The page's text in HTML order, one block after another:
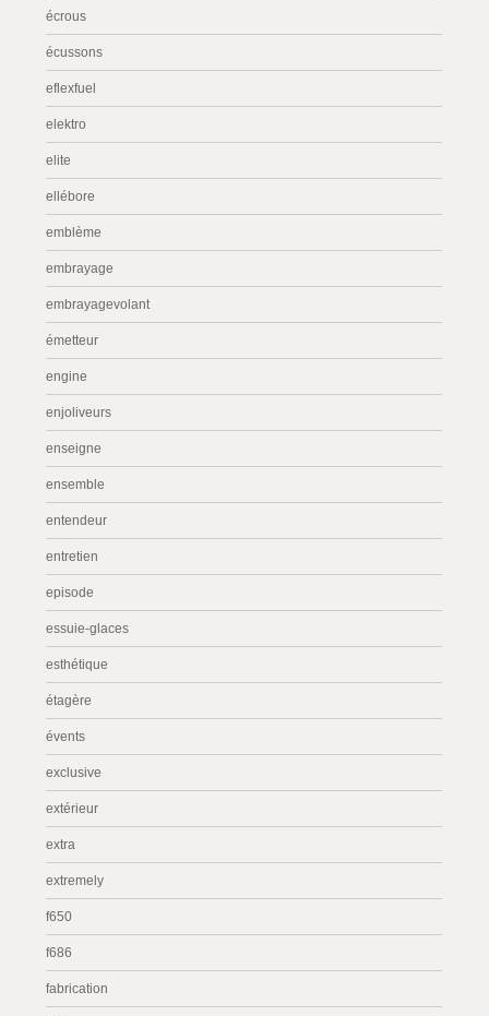
écrous
écussons
eflexfuel
elektro
elite
ellébore
emblème
embrayage
embrayagevolant
émetteur
engine
enjoliveurs
enseigne
ensemble
entendeur
entretien
episode
essuie-glaces
esthétique
étagère
évents
exclusive
extérieur
extra
extremely
f650
f686
fabrication